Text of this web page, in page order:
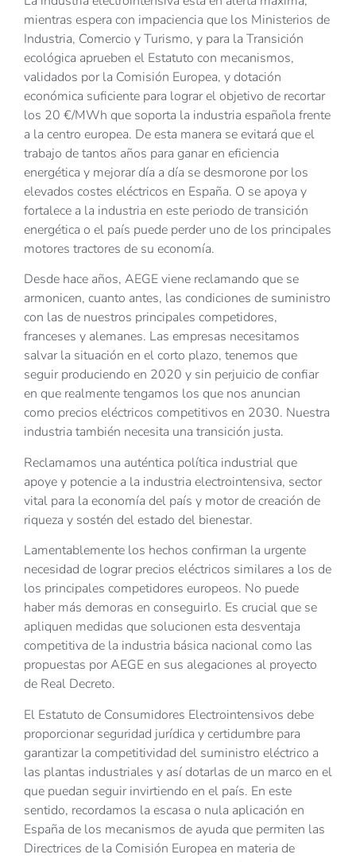
mientras espera con impaciencia que los Ministerios de
Industria, Comercio y Turismo, y para la Transición
ecológica aprueben el Estatuto con mecanismos,
validados por la Comisión Europea, y dotación
económica suficiente para lograr el objetivo de recortar
los 20 €/MWh que soporta la industria española frente
a la centro europea. De esta manera se evitará que el
trabajo de tantos años para ganar en eficiencia
energética y mejorar día a día se desmorone por los
elevados costes eléctricos en España. O se apoya y
fortalece a la industria en este periodo de transición
energética o el país puede perder uno de los principales
motores tractores de su economía.
Desde hace años, AEGE viene reclamando que se
armonicen, cuanto antes, las condiciones de suministro
con las de nuestros principales competidores,
franceses y alemanes. Las empresas necesitamos
salvar la situación en el corto plazo, tenemos que
seguir produciendo en 2020 y sin perjuicio de confiar
en que realmente tengamos los que nos anuncian
como precios eléctricos competitivos en 2030. Nuestra
industria también necesita una transición justa.
Reclamamos una auténtica política industrial que
apoye y potencie a la industria electrointensiva, sector
vital para la economía del país y motor de creación de
riqueza y sostén del estado del bienestar.
Lamentablemente los hechos confirman la urgente
necesidad de lograr precios eléctricos similares a los de
los principales competidores europeos. No puede
haber más demoras en conseguirlo. Es crucial que se
apliquen medidas que solucionen esta desventaja
competitiva de la industria básica nacional como las
propuestas por AEGE en sus alegaciones al proyecto
de Real Decreto.
El Estatuto de Consumidores Electrointensivos debe
proporcionar seguridad jurídica y certidumbre para
garantizar la competitividad del suministro eléctrico a
las plantas industriales y así dotarlas de un marco en el
que puedan seguir invirtiendo en el país. En este
sentido, recordamos la escasa o nula aplicación en
España de los mecanismos de ayuda que permiten las
Directrices de la Comisión Europea en materia de